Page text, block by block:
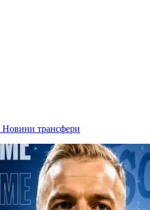
Новини трансфери